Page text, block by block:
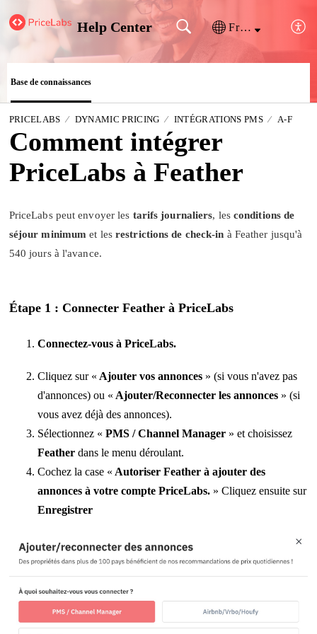
Help Center Français (France)
Base de connaissances
PRICELABS DYNAMIC PRICING INTÉGRATIONS PMS A-F
Comment intégrer
PriceLabs à Feather
PriceLabs peut envoyer les tarifs journaliers, les conditions de
séjour minimum et lesrestrictions de check-in à Feather jusqu'à
540 jours à l'avance.
Étape 1 : Connecter Feather à PriceLabs
Connectez-vous à PriceLabs.
Cliquez sur « Ajouter vos annonces» (si vous n'avez pas
d'annonces) ou « Ajouter/Reconnecter les annonces» (si
vous avez déjà des annonces).
Sélectionnez « PMS / Channel Manager» et choisissez
Featherdans le menu déroulant.
Cochez la case « Autoriser Feather à ajouter des
annonces à votre compte PriceLabs.» Cliquez ensuite sur
Enregistrer